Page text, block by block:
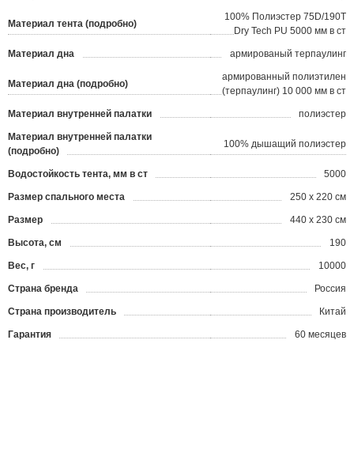
Материал тента (подробно)
100% Полиэстер 75D/190T
Dry Tech PU 5000 мм в ст
Материал дна армированый терпаулинг
Материал дна (подробно)
армированный полиэтилен
(терпаулинг) 10 000 мм в ст
Материал внутренней палатки полиэстер
Материал внутренней палатки
(подробно)
100% дышащий полиэстер
Водостойкость тента, мм в ст 5000
Размер спального места 250 х 220 см
Размер 440 x 230 см
Высота, см 190
Вес, г 10000
Страна бренда Россия
Страна производитель Китай
Гарантия 60 месяцев